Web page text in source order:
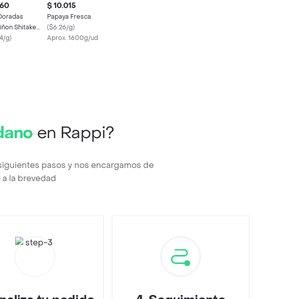
Shitake
g)
$ 10.015
Papaya Fresca
($6.26/g)
Aprox. 1600g/ud
en Rappi?
pasos y nos encargamos de
la brevedad